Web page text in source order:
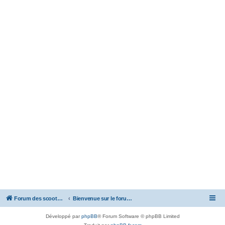
Forum des scooters SYM - GTS -MAXSYM - CRUISYM - JOYMAX - Maxsym TL Bienvenue sur le forum des scooters de la gamme SYM
Développé parphpBB® Forum Software © phpBB Limited